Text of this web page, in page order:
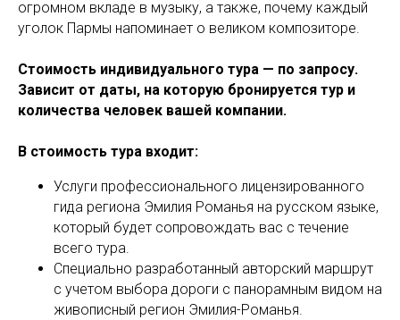
огромном вкладе в музыку, а также, почему каждый
уголок Пармы напоминает о великом композиторе.
Стоимость индивидуального тура — по запросу.
Зависит от даты, на которую бронируется тур и
количества человек вашей компании.
В стоимость тура входит:
Услуги профессионального лицензированного
гида региона Эмилия Романья на русском языке,
который будет сопровождать вас с течение
всего тура.
Специально разработанный авторский маршрут
с учетом выбора дороги с панорамным видом на
живописный регион Эмилия-Романья.